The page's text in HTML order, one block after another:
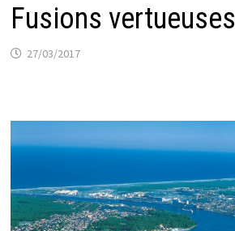
Fusions vertueuses
27/03/2017